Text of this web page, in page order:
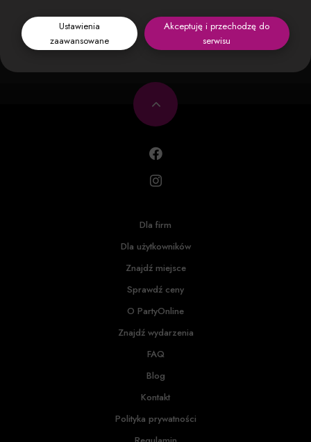
Dla firm
Dla użytkowników
Znajdź miejsce
Sprawdź ceny
O PartyOnline
Znajdź wydarzenia
FAQ
Blog
Kontakt
Polityka prywatności
Ustawienia
zaawansowane
Akceptuję i przechodzę do
serwisu